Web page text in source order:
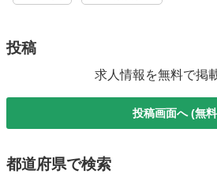
投稿
求人情報を無料で掲
投稿画面へ (無
都道府県で検索